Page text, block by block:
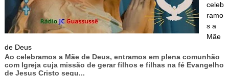
celeb
ramo
s a
Mãe
de Deus
Ao celebramos a Mãe de Deus, entramos em plena comunhão
com Igreja cuja missão de gerar filhos e filhas na fé Evangelho
de Jesus Cristo segu...